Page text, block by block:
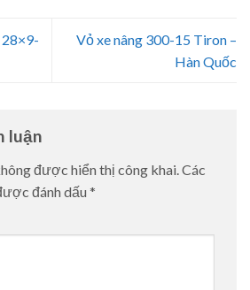
Vỏ xe nâng 300-15 Tiron –
Hàn Quốc
luận
được hiển thị công khai. Các
đánh dấu *